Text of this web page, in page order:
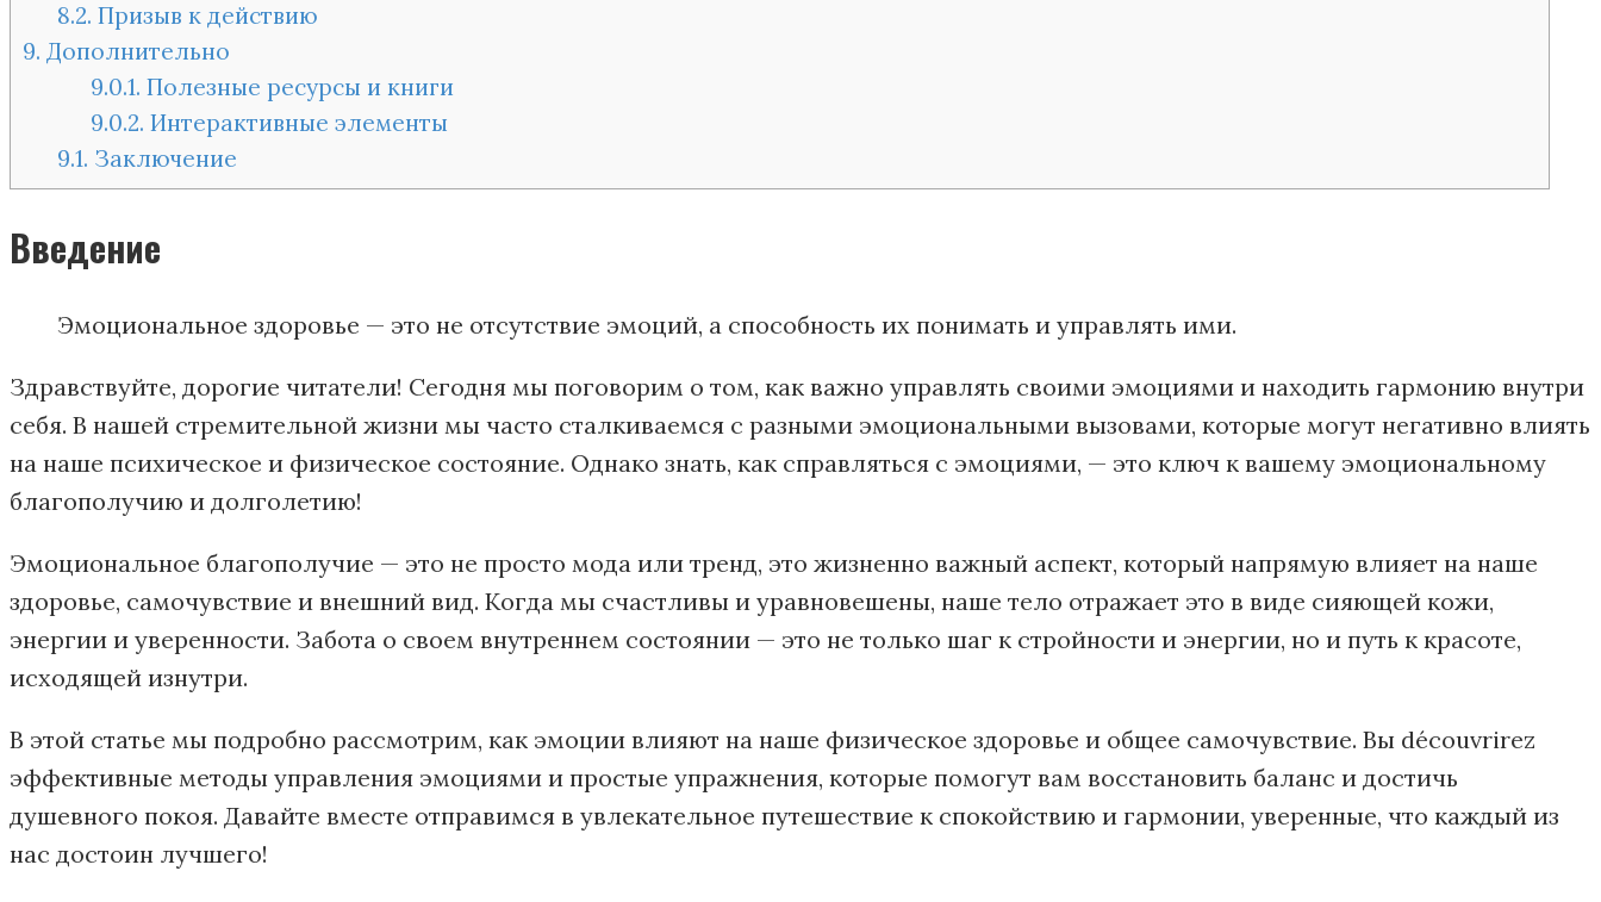
8.2. Призыв к действию
9. Дополнительно
9.0.1. Полезные ресурсы и книги
9.0.2. Интерактивные элементы
9.1. Заключение
Введение
Эмоциональное здоровье — это не отсутствие эмоций, а способность их понимать и управлять ими.
Здравствуйте, дорогие читатели! Сегодня мы поговорим о том, как важно управлять своими эмоциями и находить гармонию внутри
себя. В нашей стремительной жизни мы часто сталкиваемся с разными эмоциональными вызовами, которые могут негативно влиять
на наше психическое и физическое состояние. Однако знать, как справляться с эмоциями, — это ключ к вашему эмоциональному
благополучию и долголетию!
Эмоциональное благополучие — это не просто мода или тренд, это жизненно важный аспект, который напрямую влияет на наше
здоровье, самочувствие и внешний вид. Когда мы счастливы и уравновешены, наше тело отражает это в виде сияющей кожи,
энергии и уверенности. Забота о своем внутреннем состоянии — это не только шаг к стройности и энергии, но и путь к красоте,
исходящей изнутри.
В этой статье мы подробно рассмотрим, как эмоции влияют на наше физическое здоровье и общее самочувствие. Вы découvrirez
эффективные методы управления эмоциями и простые упражнения, которые помогут вам восстановить баланс и достичь
душевного покоя. Давайте вместе отправимся в увлекательное путешествие к спокойствию и гармонии, уверенные, что каждый из
нас достоин лучшего!